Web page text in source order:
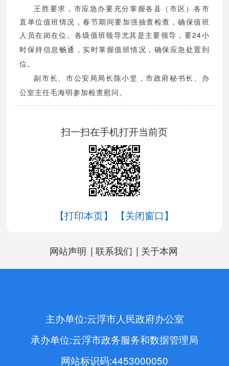
王胜要求，市应急办要充分掌握各县（市区）各市
直单位值班情况，春节期间要加强抽查检查，确保值班
人员在岗在位。各级值班领导尤其是主要领导，要24小
时保持信息畅通，实时掌握值班情况，确保应急处置到
位。
副市长、市公安局局长陈小坚，市政府秘书长、办
公室主任毛海明参加检查慰问。
扫一扫在手机打开当前页
【打印本页】 【关闭窗口】
网站声明 | 联系我们 | 关于本网
主办单位:云浮市人民政府办公室
承办单位:云浮市政务服务和数据管理局
网站标识码:4453000050